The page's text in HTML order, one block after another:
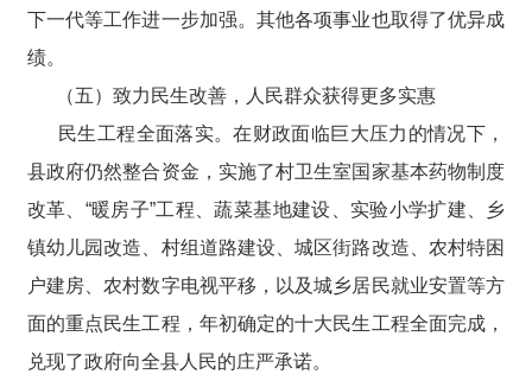
下一代等工作进一步加强。其他各项事业也取得了优异成
绩。
（五）致力民生改善，人民群众获得更多实惠
民生工程全面落实。在财政面临巨大压力的情况下，
县政府仍然整合资金，实施了村卫生室国家基本药物制度
改革、“暖房子”工程、蔬菜基地建设、实验小学扩建、乡
镇幼儿园改造、村组道路建设、城区街路改造、农村特困
户建房、农村数字电视平移，以及城乡居民就业安置等方
面的重点民生工程，年初确定的十大民生工程全面完成，
兑现了政府向全县人民的庄严承诺。